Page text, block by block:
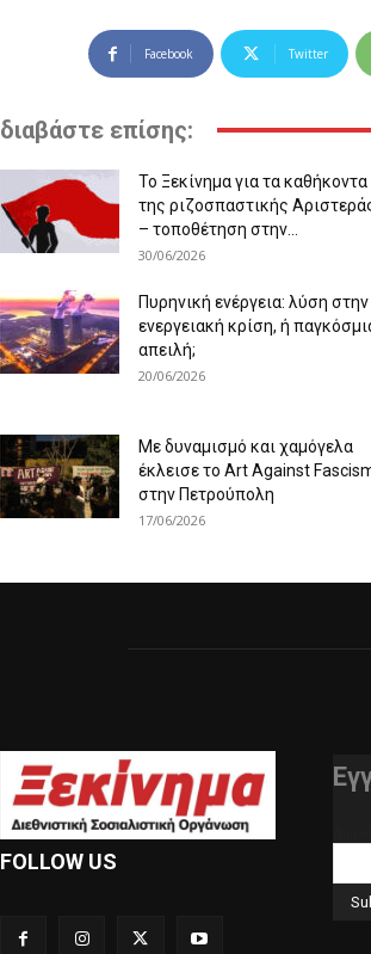
Facebook Twitter
διαβάστε επίσης:
Το Ξεκίνημα για τα καθήκοντα
της ριζοσπαστικής
– τοποθέτηση στην...
30/06/2026
Πυρηνική ενέργεια: λύση στην
ενεργειακή κρίση, ή
απειλή;
20/06/2026
Με δυναμισμό και χαμόγελα
έκλεισε το Art Against
στην Πετρούπολη
17/06/2026
FOLLOW US